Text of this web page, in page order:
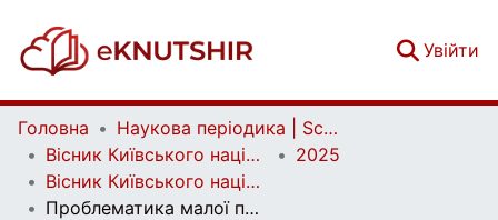
Увійти
Головна
Наукова періодика | Scientific periodicals
Вісник Київського національного університету імені Тараса Шевченка. Східні мови та літератури | Bulletin of Taras Shevchenko National University of Kyiv. Oriental Languages and Literatures
2025
Вісник Київського національного університету імені Тараса Шевченка. Східні мови та літератури. Вип. 1(31)
Проблематика малої прози Сiмiн Данешвар: на матеріалі збірки оповідань «З ким менi привiтатись?»